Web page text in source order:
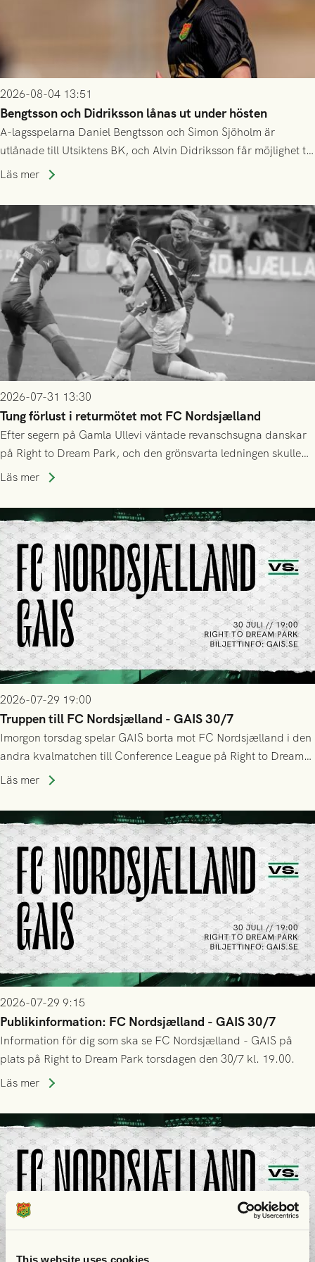
This website uses cookies
2026-08-04 13:51
Bengtsson och Didriksson lånas ut under hösten
A-lagsspelarna Daniel Bengtsson och Simon Sjöholm är
utlånade till Utsiktens BK, och Alvin Didriksson får möjlighet till
speltid i Hestrafors genom föreningssamarbete.
Läs mer
2026-07-31 13:30
Tung förlust i returmötet mot FC Nordsjælland
Efter segern på Gamla Ullevi väntade revanschsugna danskar
på Right to Dream Park, och den grönsvarta ledningen skulle
upphöra efter mindre än kvarten spelad. På lika mark visade
tennissiffror och det grönsvarta europaäventyret tog slut.
Läs mer
2026-07-29 19:00
Truppen till FC Nordsjælland - GAIS 30/7
Imorgon torsdag spelar GAIS borta mot FC Nordsjælland i den
andra kvalmatchen till Conference League på Right to Dream
Park! Fredrik Holmberg och ledarstaben har tagit ut följande
Läs mer
2026-07-29 9:15
Publikinformation: FC Nordsjælland - GAIS 30/7
Information för dig som ska se FC Nordsjælland - GAIS på
plats på Right to Dream Park torsdagen den 30/7 kl. 19.00.
Läs mer